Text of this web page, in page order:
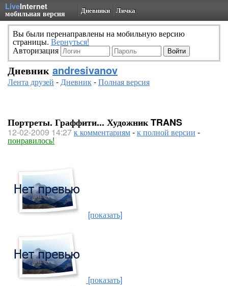
LiveInternet
мобильная версия Дневники Личка
Вы были перенаправлены на мобильную версию
страницы. Вернуться!
Авторизация
Дневник andresivanov
Лента друзей -Дневник-Полная версия
Портреты. Граффити... Художник TRANS
12-02-2009 14:27к комментариям-к полной версии -
понравилось!
[показать]
[показать]